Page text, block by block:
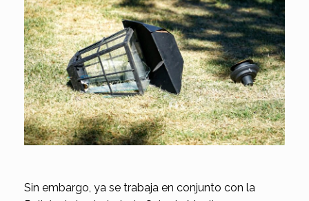
Sin embargo, ya se trabaja en conjunto con la